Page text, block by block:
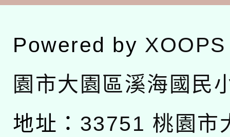
Powered by XOOPS
園市大園區溪海國民
地址： 33751 桃園市